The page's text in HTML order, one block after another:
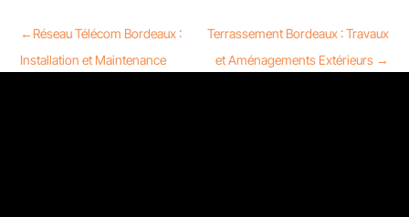
←Réseau Télécom Bordeaux :
Installation et Maintenance
Terrassement Bordeaux : Travaux
et Aménagements Extérieurs →